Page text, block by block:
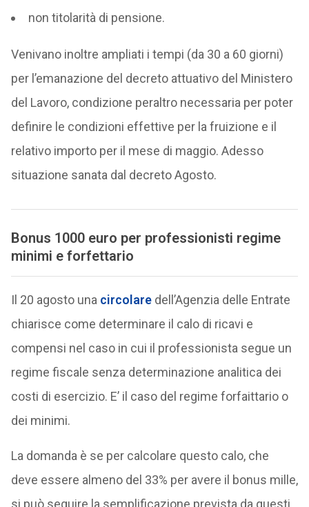
non titolarità di pensione.
Venivano inoltre ampliati i tempi (da 30 a 60 giorni)
per l’emanazione del decreto attuativo del Ministero
del Lavoro, condizione peraltro necessaria per poter
definire le condizioni effettive per la fruizione e il
relativo importo per il mese di maggio. Adesso
situazione sanata dal decreto Agosto.
Bonus 1000 euro per professionisti regime
minimi e forfettario
Il 20 agosto una circolaredell’Agenzia delle Entrate
chiarisce come determinare il calo di ricavi e
compensi nel caso in cui il professionista segue un
regime fiscale senza determinazione analitica dei
costi di esercizio. E’ il caso del regime forfaittario o
dei minimi.
La domanda è se per calcolare questo calo, che
deve essere almeno del 33% per avere il bonus mille,
si può seguire la semplificazione prevista da questi